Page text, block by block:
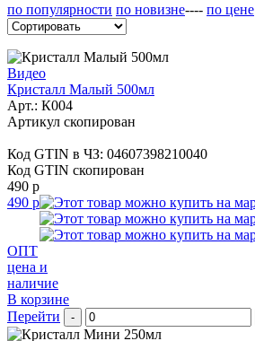
по популярности по новизне---- по цене
Видео
Кристалл Малый 500мл
Арт.: К004
Артикул скопирован
Код GTIN в ЧЗ: 04607398210040
Код GTIN скопирован
490 р
490 р
ОПТ
цена и
наличие
В корзине
Перейти
-